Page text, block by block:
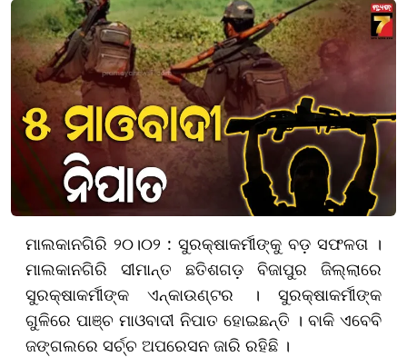
ମାଲକାନଗିରି ୨୦।୦୨ : ସୁରକ୍ଷାକର୍ମୀଙ୍କୁ ବଡ଼ ସଫଳତା ।
ମାଲକାନଗିରି ସୀମାନ୍ତ ଛତିଶଗଡ଼ ବିଜାପୁର ଜିଲ୍ଲାରେ
ସୁରକ୍ଷାକର୍ମୀଙ୍କ ଏନ୍‌କାଉଣ୍ଟର । ସୁରକ୍ଷାକର୍ମୀଙ୍କ
ଗୁଳିରେ ପାଞ୍ଚ ମାଓବାଦୀ ନିପାତ ହୋଇଛନ୍ତି । ବାକି ଏବେବି
ଜଙ୍ଗଲରେ ସର୍ଚ୍ଚ ଅପରେସନ ଜାରି ରହିଛି ।